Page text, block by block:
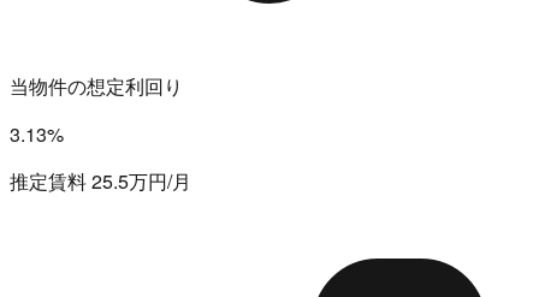
当物件の想定利回り
3.13%
推定賃料 25.5万円/月